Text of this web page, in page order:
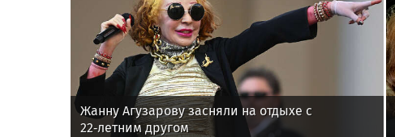
Жанну Агузарову засняли на отдыхе с
22‑летним другом